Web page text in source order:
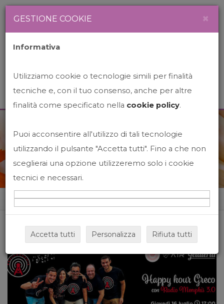
News&Events
Home News&events
GESTIONE COOKIE ×
Informativa
Utilizziamo cookie o tecnologie simili per finalità
tecniche e, con il tuo consenso, anche per altre
finalità come specificato nella cookie policy.
Puoi acconsentire all'utilizzo di tali tecnologie
utilizzando il pulsante "Accetta tutti". Fino a che non
sceglierai una opzione utilizzeremo solo i cookie
tecnici e necessari.
Accetta tutti Personalizza Rifiuta tutti